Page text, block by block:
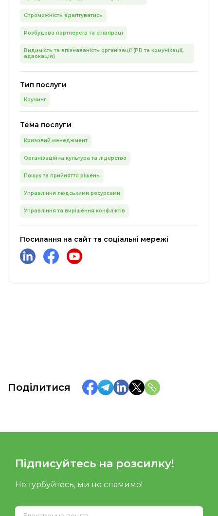
Спроможність адаптуватись
Розбудова партнерств та співпраці
Видимість та впізнаваність організації (PR та комунікації,
адвокація)
Тип послуги
Коучинг
Тема послуги
Кризовий менеджмент
Організаційна культура та лідерство
Пошук та прийняття рішень
Управління людськими ресурсами
Управління та вирішення конфліктів
Посилання на сайт та соціальні мережі
Поділитися
Підписуйтесь на розсилку!
Не турбуйтесь, ми не спамимо!